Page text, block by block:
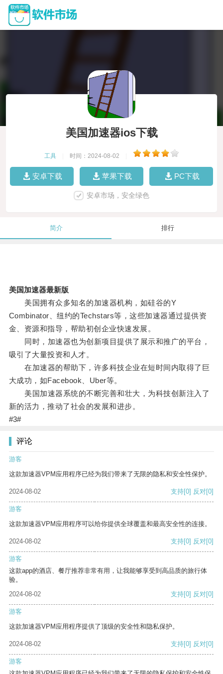
美国加速器ios下载
工具 时间：2024-08-02
安卓下载 苹果下载 PC下载
安卓市场，安全绿色
简介 排行
美国加速器最新版
美国拥有众多知名的加速器机构，如硅谷的Y
Combinator、纽约的Techstars等，这些加速器通过提供资
金、资源和指导，帮助初创企业快速发展。
同时，加速器也为创新项目提供了展示和推广的平台，
吸引了大量投资和人才。
在加速器的帮助下，许多科技企业在短时间内取得了巨
大成功，如Facebook、Uber等。
美国加速器系统的不断完善和壮大，为科技创新注入了
新的活力，推动了社会的发展和进步。
#3#
评论
游客
这款加速器VPM应用程序已经为我们带来了无限的隐私和安全性保护。
2024-08-02 支持[0] 反对[0]
游客
这款加速器VPM应用程序可以给你提供全球覆盖和最高安全性的连接。
2024-08-02 支持[0] 反对[0]
游客
这款app的酒店、餐厅推荐非常有用，让我能够享受到高品质的旅行体
验。
2024-08-02
支持[0] 反对[0]
游客
这款加速器VPM应用程序提供了顶级的安全性和隐私保护。
2024-08-02 支持[0] 反对[0]
游客